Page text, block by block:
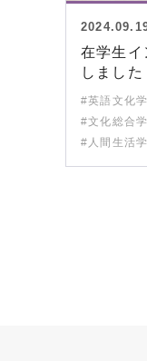
SNS
シンボルマ
自己点検・
在学生イ
しました
#英語文化
#文化総合
#人間生活